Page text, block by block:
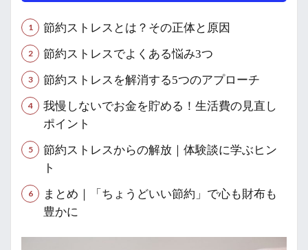
節約ストレスとは？その正体と原因
節約ストレスでよくある悩み3つ
節約ストレスを解消する5つのアプローチ
我慢しないでお金を貯める！生活費の見直し
ポイント
節約ストレスからの解放｜体験談に学ぶヒン
ト
まとめ｜「ちょうどいい節約」で心も財布も
豊かに